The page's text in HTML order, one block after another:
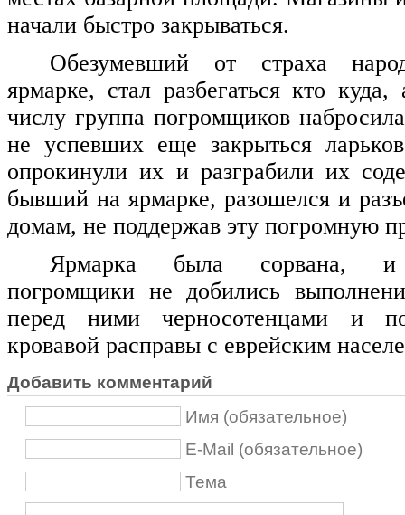
начали быстро закрываться.
Обезумевший от страха
ярмарке, стал разбегаться кто
числу группа погромщиков
не успевших еще закрыться
опрокинули их и разграбили их
бывший на ярмарке, разошелся и
домам, не поддержав эту погромную
Ярмарка была сорвана, и
погромщики не добились
перед ними черносотенцами и
кровавой расправы с еврейским
Добавить комментарий
Имя (обязательное)
E-Mail (обязательное)
Тема